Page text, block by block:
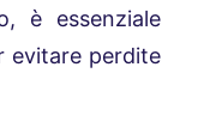
è essenziale
evitare perdite